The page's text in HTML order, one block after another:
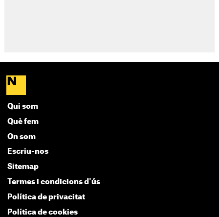
Qui som
Què fem
On som
Escriu-nos
Sitemap
Termes i condicions d'ús
Política de privacitat
Política de cookies